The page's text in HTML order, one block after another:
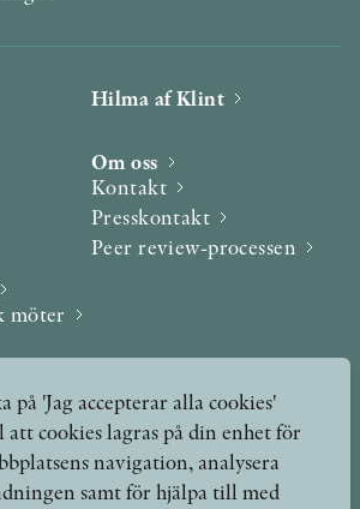
möter
Hilma af Klint
Om oss
Kontakt
Presskontakt
Peer review-processen
på 'Jag accepterar alla cookies'
cookies lagras på din enhet för
navigation, analysera
samt för hjälpa till med